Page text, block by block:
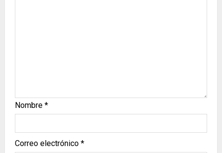
Nombre *
Correo electrónico *